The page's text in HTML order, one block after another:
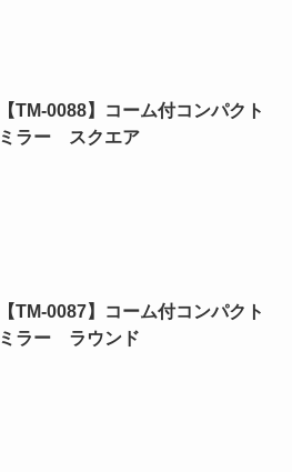
【TM-0088】コーム付コンパクト
ミラー スクエア
【TM-0087】コーム付コンパクト
ミラー ラウンド